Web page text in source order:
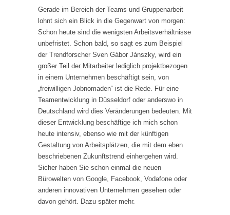
Gerade im Bereich der Teams und Gruppenarbeit
lohnt sich ein Blick in die Gegenwart von morgen:
Schon heute sind die wenigsten Arbeitsverhältnisse
unbefristet. Schon bald, so sagt es zum Beispiel
der Trendforscher Sven Gábor Jánszky, wird ein
großer Teil der Mitarbeiter lediglich projektbezogen
in einem Unternehmen beschäftigt sein, von
„freiwilligen Jobnomaden“ ist die Rede. Für eine
Teamentwicklung in Düsseldorf oder anderswo in
Deutschland wird dies Veränderungen bedeuten. Mit
dieser Entwicklung beschäftige ich mich schon
heute intensiv, ebenso wie mit der künftigen
Gestaltung von Arbeitsplätzen, die mit dem eben
beschriebenen Zukunftstrend einhergehen wird.
Sicher haben Sie schon einmal die neuen
Bürowelten von Google, Facebook, Vodafone oder
anderen innovativen Unternehmen gesehen oder
davon gehört. Dazu später mehr.